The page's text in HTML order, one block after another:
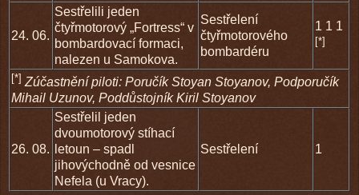
24. 06.
Sestřelili jeden
čtyřmotorový „Fortress“ v
bombardovací formaci,
nalezen u Samokova.
Sestřelení
čtyřmotorového
bombardéru
1 1 1
[*]
[*] Zúčastnění piloti: Poručík Stoyan Stoyanov, Podporučík
Mihail Uzunov, Poddůstojník Kiril Stoyanov
26. 08.
Sestřelil jeden
dvoumotorový stíhací
letoun – spadl
jihovýchodně od vesnice
Nefela (u Vracy).
Sestřelení 1